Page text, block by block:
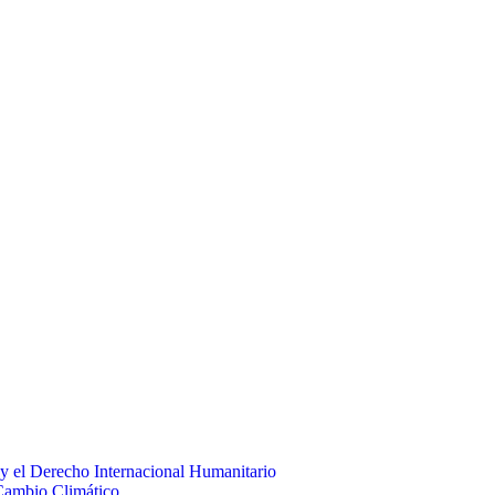
el Derecho Internacional Humanitario
Climático